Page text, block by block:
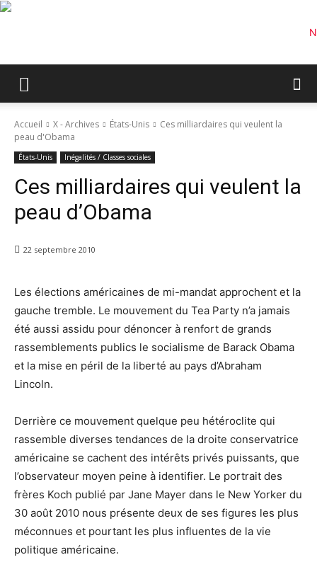
Accueil X - Archives États-Unis
Ces milliardaires qui veulent la
peau d'Obama
États-Unis Inégalités / Classes sociales
Ces milliardaires qui veulent la
peau d’Obama
22 septembre 2010
Les élections américaines de mi-mandat approchent et la
gauche tremble. Le mouvement du Tea Party n’a jamais
été aussi assidu pour dénoncer à renfort de grands
rassemblements publics le socialisme de Barack Obama
et la mise en péril de la liberté au pays d’Abraham
Lincoln.
Derrière ce mouvement quelque peu hétéroclite qui
rassemble diverses tendances de la droite conservatrice
américaine se cachent des intérêts privés puissants, que
l’observateur moyen peine à identifier. Le portrait des
frères Koch publié par Jane Mayer dans le New Yorker du
30 août 2010 nous présente deux de ses figures les plus
méconnues et pourtant les plus influentes de la vie
politique américaine.